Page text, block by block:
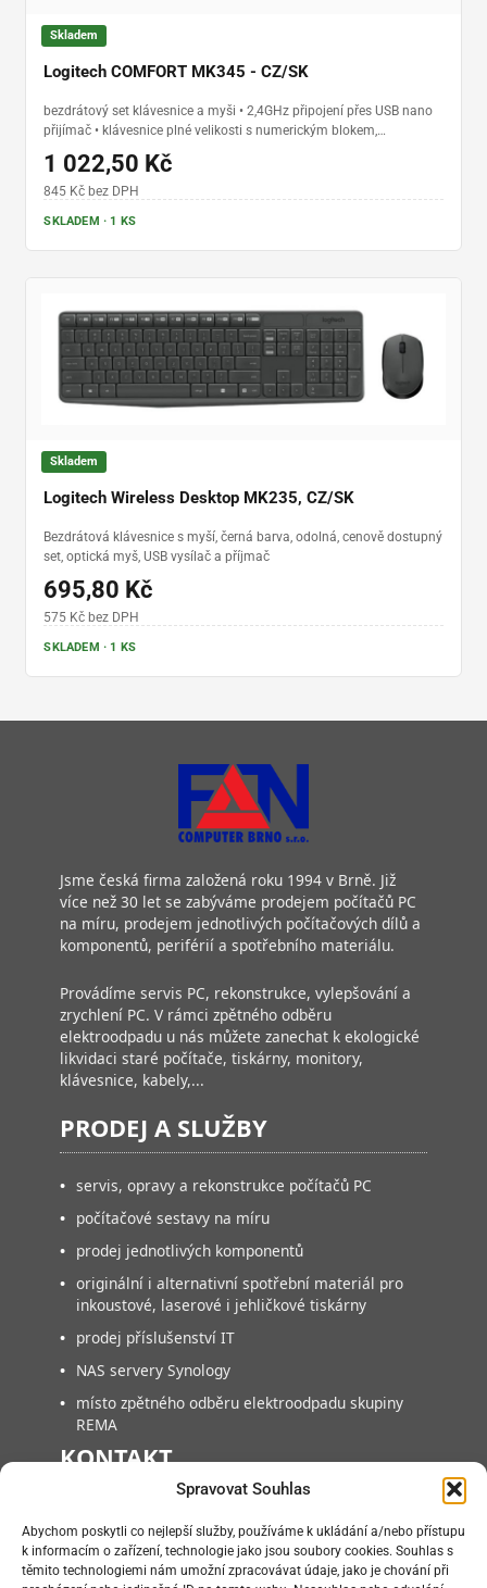
Spravovat Souhlas
Abychom poskytli co nejlepší služby, používáme k ukládání a/nebo přístupu
k informacím o zařízení, technologie jako jsou soubory cookies. Souhlas s
těmito technologiemi nám umožní zpracovávat údaje, jako je chování při
Skladem
Logitech COMFORT MK345 - CZ/SK
bezdrátový set klávesnice a myši • 2,4GHz připojení přes USB nano
přijímač • klávesnice plné velikosti s numerickým blokem,
multimediálními klávesami a opěrkou dlaní • optická myš pro
praváky • bezdrátový dosah až 10 m • výdrž baterií až 36 měsíců
(klávesnice) a 18 měsíců (myš) • odolnost proti polití • Plug and
1 022,50 Kč
845 Kč bez DPH
SKLADEM · 1 KS
Skladem
Logitech Wireless Desktop MK235, CZ/SK
Bezdrátová klávesnice s myší, černá barva, odolná, cenově dostupný
set, optická myš, USB vysílač a příjmač
695,80 Kč
575 Kč bez DPH
SKLADEM · 1 KS
Jsme česká firma založená roku 1994 v Brně. Již
více než 30 let se zabýváme prodejem počítačů PC
na míru, prodejem jednotlivých počítačových dílů a
komponentů, periférií a spotřebního materiálu.
Provádíme servis PC, rekonstrukce, vylepšování a
zrychlení PC. V rámci zpětného odběru
elektroodpadu u nás můžete zanechat k ekologické
likvidaci staré počítače, tiskárny, monitory,
klávesnice, kabely,...
PRODEJ A SLUŽBY
• servis, opravy a rekonstrukce počítačů PC
• počítačové sestavy na míru
• prodej jednotlivých komponentů
• originální i alternativní spotřební materiál pro
inkoustové, laserové i jehličkové tiskárny
• prodej příslušenství IT
• NAS servery Synology
• místo zpětného odběru elektroodpadu skupiny
REMA
KONTAKT
Vlárská 953/22, 627 00, Brno-Slatina